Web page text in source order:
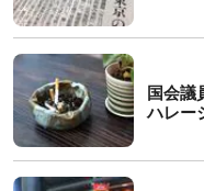
国会議
ハレー